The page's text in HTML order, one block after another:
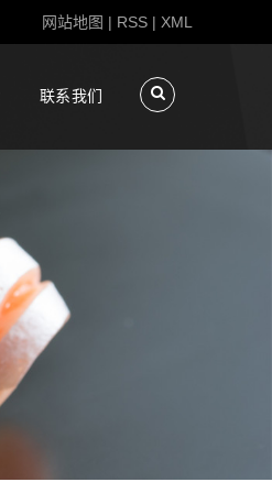
网站地图 | RSS | XML
联系我们